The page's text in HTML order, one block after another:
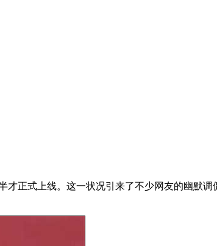
才正式上线。这一状况引来了不少网友的幽默调